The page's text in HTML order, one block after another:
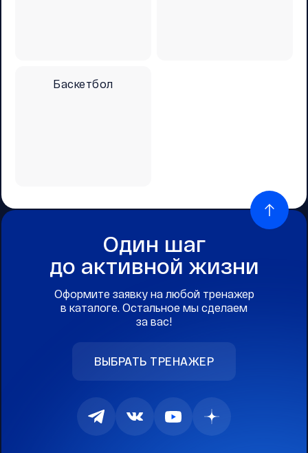
Баскетбол
Один шаг
до активной жизни
Оформите заявку на любой тренажер
в каталоге. Остальное мы сделаем
за вас!
ВЫБРАТЬ ТРЕНАЖЕР